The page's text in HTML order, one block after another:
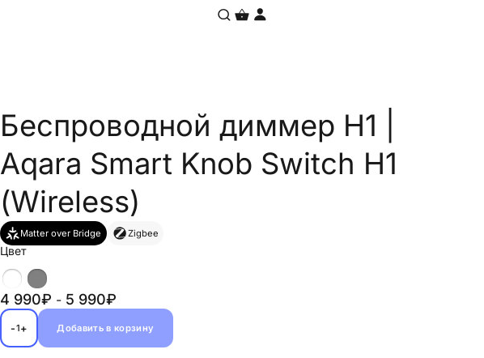
Беспроводной диммер Н1 |
Aqara Smart Knob Switch H1
(Wireless)
Matter over Bridge Zigbee
Цвет
4 990₽ - 5 990₽
-1+ Добавить в корзину